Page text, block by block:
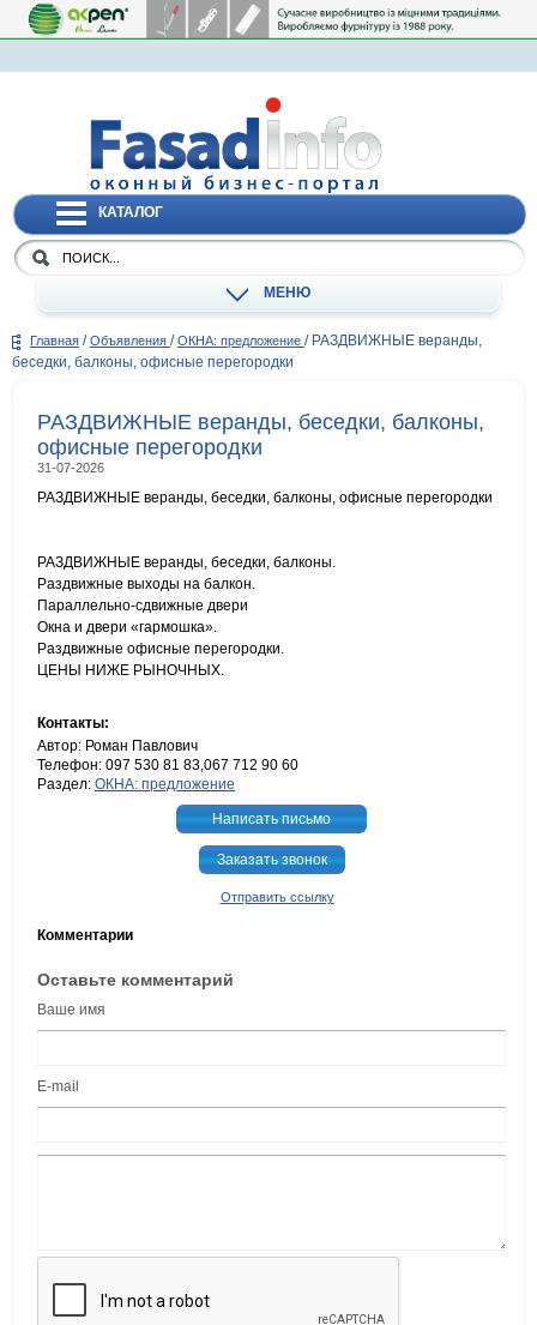
КАТАЛОГ
МЕНЮ
Главная / Объявления / ОКНА: предложение / РАЗДВИЖНЫЕ веранды,
беседки, балконы, офисные перегородки
РАЗДВИЖНЫЕ веранды, беседки, балконы,
офисные перегородки
31-07-2026
РАЗДВИЖНЫЕ веранды, беседки, балконы, офисные перегородки
РАЗДВИЖНЫЕ веранды, беседки, балконы.
Раздвижные выходы на балкон.
Параллельно-сдвижные двери
Окна и двери «гармошка».
Раздвижные офисные перегородки.
ЦЕНЫ НИЖЕ РЫНОЧНЫХ.
Контакты:
Автор: Роман Павлович
Телефон: 097 530 81 83,067 712 90 60
Раздел: ОКНА: предложение
Написать письмо
Заказать звонок
Отправить ссылку
Комментарии
Оставьте комментарий
Ваше имя
E-mail